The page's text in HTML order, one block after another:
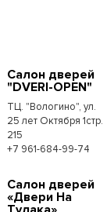
Салон дверей
"DVERI-OPEN"
ТЦ. "Вологино", ул.
25 лет Октября 1стр.
215
+7 961-684-99-74
Салон дверей
«Двери На